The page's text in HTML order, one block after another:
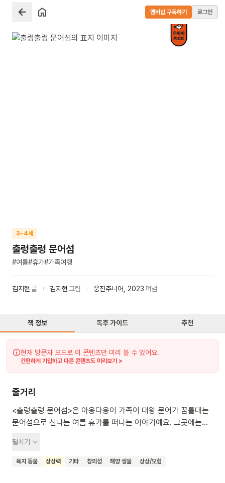
멤버십 구독하기 로그인
3~4세
출렁출렁 문어섬
#여름#휴가#가족여행
김지현 글 김지현 그림 웅진주니어 2023펴냄
책 정보 독후 가이드 추천
현재 방문자 모드로 이 콘텐츠만 미리 볼 수 있어요.
간편하게 가입하고 다른 콘텐츠도 미리보기 >
줄거리
<출렁출렁 문어섬>은 아옹다옹이 가족이 대왕 문어가 꿈틀대는
문어섬으로 신나는 여름 휴가를 떠나는 이야기예요. 그곳에는
놀이를 할 수 있는 ‘변신섬’ 등 서로 다른 테마를 가진 8개의
문어섬이 있답니다. 쉬고, 맛있는 음식을 먹고, 기념품을 사는
펼치기
육지 동물 상상력 기타 창의성 해양 생물 상상/모험